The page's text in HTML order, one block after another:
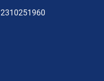
2310251960